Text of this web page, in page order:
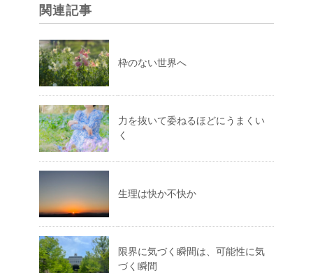
関連記事
枠のない世界へ
力を抜いて委ねるほどにうまくい
く
生理は快か不快か
限界に気づく瞬間は、可能性に気
づく瞬間